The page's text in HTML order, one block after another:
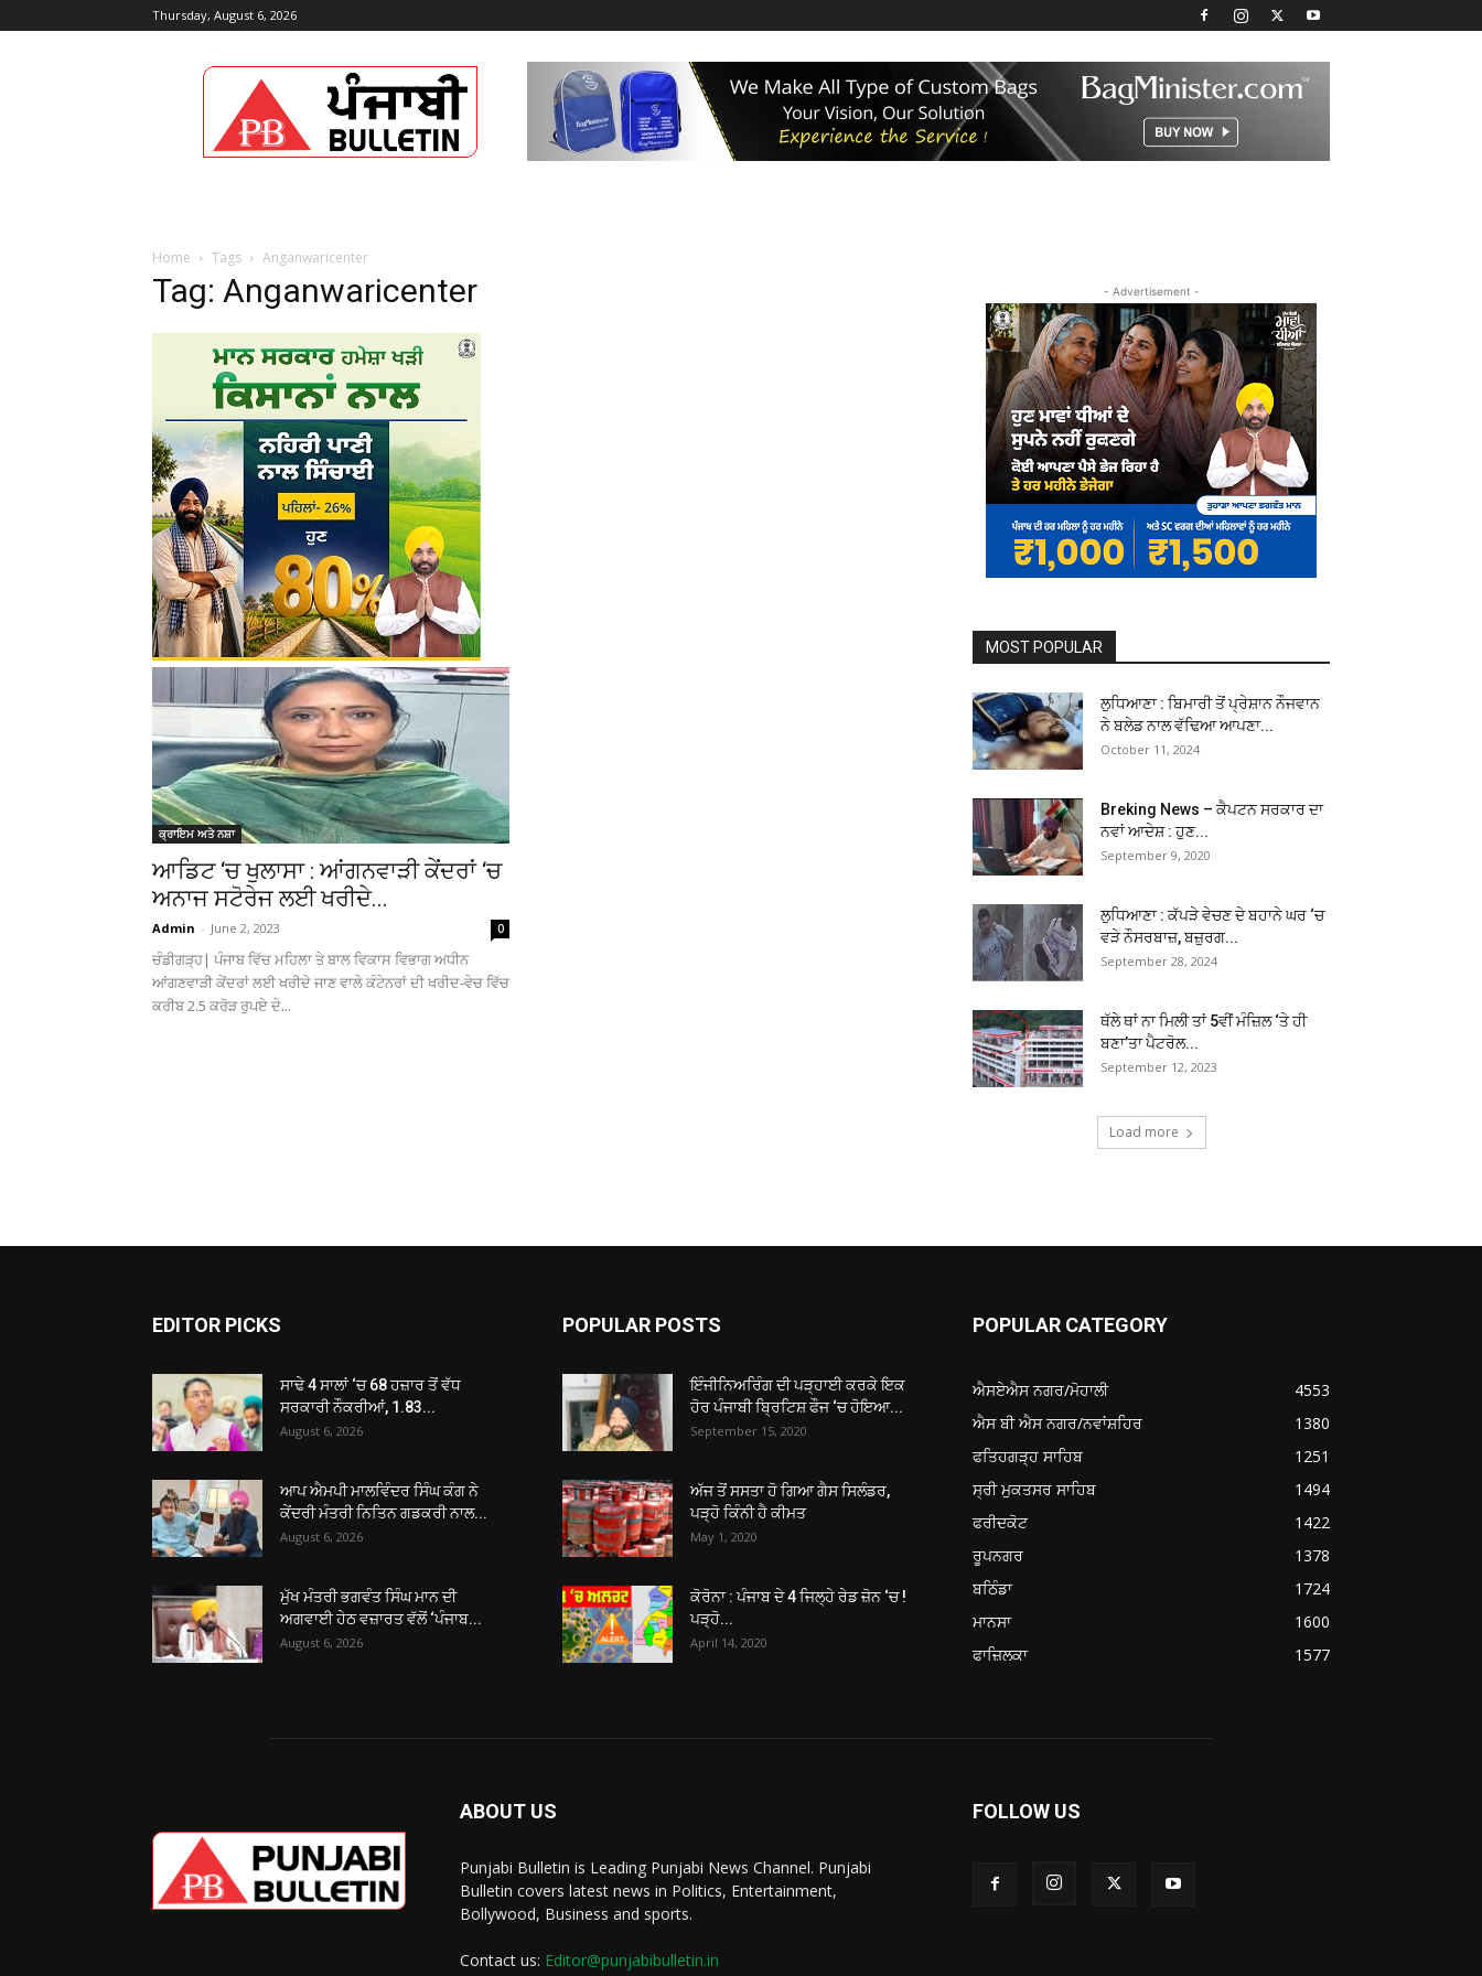
Thursday, August 6, 2026
Punjabi
Bulletin
Home Tags Anganwaricenter
Tag: Anganwaricenter
ਕ੍ਰਾਇਮ ਅਤੇ ਨਸ਼ਾ
ਆਡਿਟ ‘ਚ ਖੁਲਾਸਾ : ਆਂਗਨਵਾੜੀ ਕੇਂਦਰਾਂ ‘ਚ
ਅਨਾਜ ਸਟੋਰੇਜ ਲਈ ਖਰੀਦੇ...
Admin - June 2, 2023 0
ਚੰਡੀਗੜ੍ਹ| ਪੰਜਾਬ ਵਿੱਚ ਮਹਿਲਾ ਤੇ ਬਾਲ ਵਿਕਾਸ ਵਿਭਾਗ ਅਧੀਨ
ਆਂਗਣਵਾੜੀ ਕੇਂਦਰਾਂ ਲਈ ਖਰੀਦੇ ਜਾਣ ਵਾਲੇ ਕੰਟੇਨਰਾਂ ਦੀ ਖਰੀਦ-ਵੇਚ ਵਿੱਚ
ਕਰੀਬ 2.5 ਕਰੋੜ ਰੁਪਏ ਦੇ...
- Advertisement -
MOST POPULAR
ਲੁਧਿਆਣਾ : ਬਿਮਾਰੀ ਤੋਂ ਪ੍ਰੇਸ਼ਾਨ ਨੌਜਵਾਨ
ਨੇ ਬਲੇਡ ਨਾਲ ਵੱਢਿਆ ਆਪਣਾ...
October 11, 2024
Breking News – ਕੈਪਟਨ ਸਰਕਾਰ ਦਾ
ਨਵਾਂ ਆਦੇਸ਼ : ਹੁਣ...
September 9, 2020
ਲੁਧਿਆਣਾ : ਕੱਪੜੇ ਵੇਚਣ ਦੇ ਬਹਾਨੇ ਘਰ ‘ਚ
ਵੜੇ ਨੌਸਰਬਾਜ਼, ਬਜ਼ੁਰਗ...
September 28, 2024
ਥੱਲੇ ਥਾਂ ਨਾ ਮਿਲੀ ਤਾਂ 5ਵੀਂ ਮੰਜ਼ਿਲ ‘ਤੇ ਹੀ
ਬਣਾ’ਤਾ ਪੈਟਰੋਲ...
September 12, 2023
Load more
EDITOR PICKS
ਸਾਢੇ 4 ਸਾਲਾਂ ‘ਚ 68 ਹਜ਼ਾਰ ਤੋਂ ਵੱਧ
ਸਰਕਾਰੀ ਨੌਕਰੀਆਂ, 1.83...
August 6, 2026
ਆਪ ਐਮਪੀ ਮਾਲਵਿੰਦਰ ਸਿੰਘ ਕੰਗ ਨੇ
ਕੇਂਦਰੀ ਮੰਤਰੀ ਨਿਤਿਨ ਗਡਕਰੀ ਨਾਲ...
August 6, 2026
ਮੁੱਖ ਮੰਤਰੀ ਭਗਵੰਤ ਸਿੰਘ ਮਾਨ ਦੀ
ਅਗਵਾਈ ਹੇਠ ਵਜ਼ਾਰਤ ਵੱਲੋਂ ‘ਪੰਜਾਬ...
August 6, 2026
POPULAR POSTS
ਇੰਜੀਨਿਅਰਿੰਗ ਦੀ ਪੜ੍ਹਾਈ ਕਰਕੇ ਇਕ
ਹੋਰ ਪੰਜਾਬੀ ਬ੍ਰਿਟਿਸ਼ ਫੌਜ ‘ਚ ਹੋਇਆ...
September 15, 2020
ਅੱਜ ਤੋਂ ਸਸਤਾ ਹੋ ਗਿਆ ਗੈਸ ਸਿਲੰਡਰ,
ਪੜ੍ਹੋ ਕਿੰਨੀ ਹੈ ਕੀਮਤ
May 1, 2020
ਕੋਰੋਨਾ : ਪੰਜਾਬ ਦੇ 4 ਜਿਲ੍ਹੇ ਰੇਡ ਜ਼ੋਨ ‘ਚ !
ਪੜ੍ਹੋ...
April 14, 2020
POPULAR CATEGORY
ਐਸਏਐਸ ਨਗਰ/ਮੋਹਾਲੀ
4553
ਐਸ ਬੀ ਐਸ ਨਗਰ/ਨਵਾਂਸ਼ਹਿਰ
1380
ਫਤਿਹਗੜ੍ਹ ਸਾਹਿਬ
1251
ਸ੍ਰੀ ਮੁਕਤਸਰ ਸਾਹਿਬ
1494
ਫਰੀਦਕੋਟ
1422
ਰੂਪਨਗਰ
1378
ਬਠਿੰਡਾ
1724
ਮਾਨਸਾ
1600
ਫਾਜ਼ਿਲਕਾ
1577
ABOUT US
Punjabi Bulletin is Leading Punjabi News Channel. Punjabi
Bulletin covers latest news in Politics, Entertainment,
Bollywood, Business and sports.
Contact us: Editor@punjabibulletin.in
FOLLOW US